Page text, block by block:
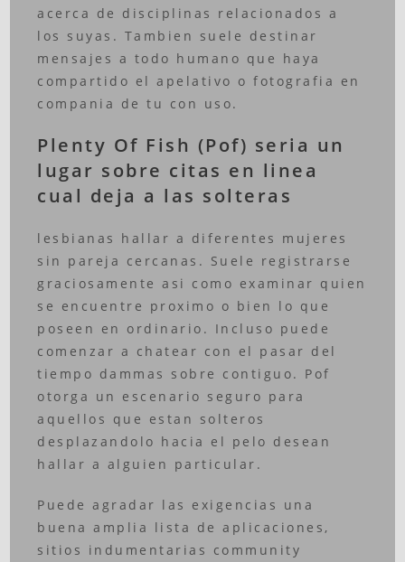
acerca de disciplinas relacionados a
los suyas. Tambien suele destinar
mensajes a todo humano que haya
compartido el apelativo o fotografia en
compania de tu con uso.
Plenty Of Fish (Pof) seria un
lugar sobre citas en linea
cual deja a las solteras
lesbianas hallar a diferentes mujeres
sin pareja cercanas. Suele registrarse
graciosamente asi como examinar quien
se encuentre proximo o bien lo que
poseen en ordinario. Incluso puede
comenzar a chatear con el pasar del
tiempo dammas sobre contiguo. Pof
otorga un escenario seguro para
aquellos que estan solteros
desplazandolo hacia el pelo desean
hallar a alguien particular.
Puede agradar las exigencias una
buena amplia lista de aplicaciones,
sitios indumentarias community